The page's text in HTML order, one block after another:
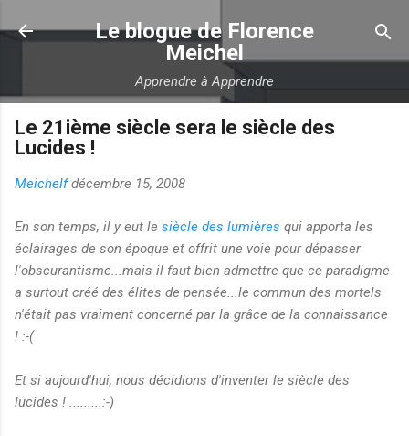
Accéder au contenu principal
Le blogue de Florence
Meichel
Apprendre à Apprendre
Le 21ième siècle sera le siècle des
Lucides !
Meichelf décembre 15, 2008
En son temps, il y eut le siècle des lumières qui apporta les
éclairages de son époque et offrit une voie pour dépasser
l'obscurantisme...mais il faut bien admettre que ce paradigme
a surtout créé des élites de pensée...le commun des mortels
n'était pas vraiment concerné par la grâce de la connaissance
! :-(
Et si aujourd'hui, nous décidions d'inventer le siècle des
lucides ! .........:-)